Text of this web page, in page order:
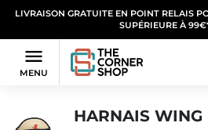
LIVRAISON GRATUITE EN POINT RELAIS
SUPÉRIEURE À

MENU
HARNAIS WING